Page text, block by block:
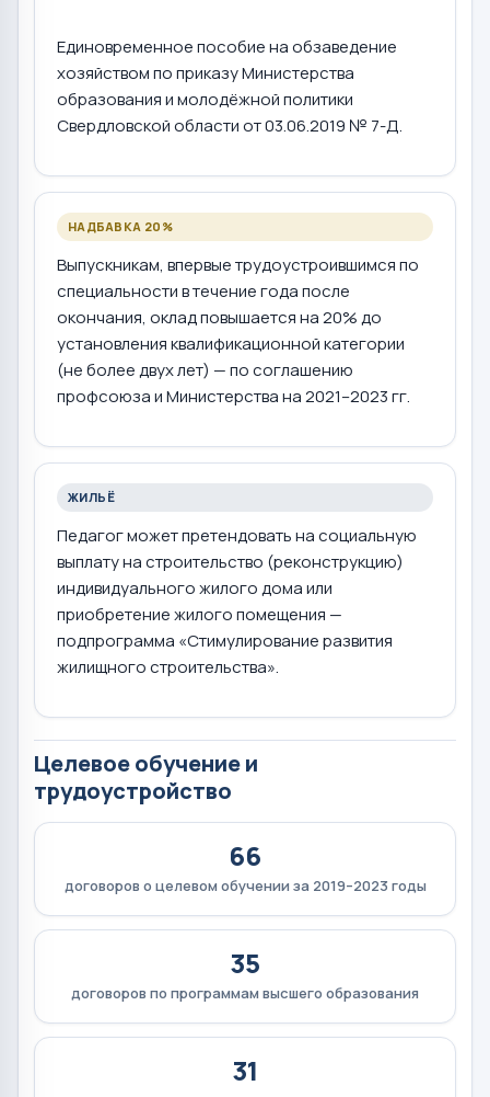
Единовременное пособие на обзаведение
хозяйством по приказу Министерства
образования и молодёжной политики
Свердловской области от 03.06.2019 № 7-Д.
НАДБАВКА 20%
Выпускникам, впервые трудоустроившимся по
специальности в течение года после
окончания, оклад повышается на 20% до
установления квалификационной категории
(не более двух лет) — по соглашению
профсоюза и Министерства на 2021–2023 гг.
ЖИЛЬЁ
Педагог может претендовать на социальную
выплату на строительство (реконструкцию)
индивидуального жилого дома или
приобретение жилого помещения —
подпрограмма «Стимулирование развития
жилищного строительства».
Целевое обучение и
трудоустройство
66
договоров о целевом обучении за 2019–2023 годы
35
договоров по программам высшего образования
31